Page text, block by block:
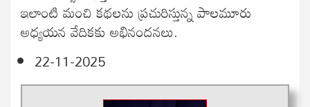
ఇలాంటి మంచి కథలను ప్రచురిస్తున్న పాలమూరు
అధ్యయన వేదికకు అభినందనలు.
22-11-2025